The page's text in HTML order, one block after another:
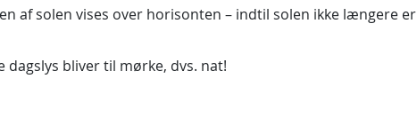
af solen vises over horisonten – indtil solen ikke længere er
dagslys bliver til mørke, dvs. nat!